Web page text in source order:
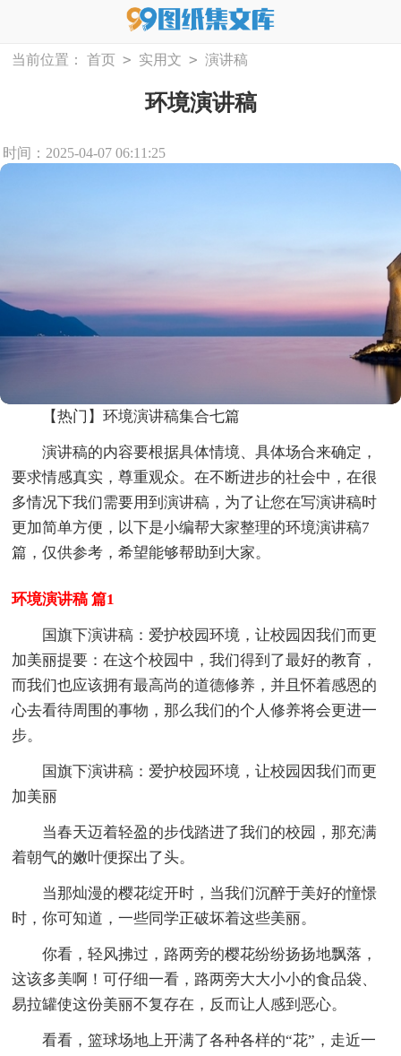
当前位置： 首页 > 实用文 > 演讲稿
环境演讲稿
时间：2025-04-07 06:11:25
【热门】环境演讲稿集合七篇
演讲稿的内容要根据具体情境、具体场合来确定，
要求情感真实，尊重观众。在不断进步的社会中，在很
多情况下我们需要用到演讲稿，为了让您在写演讲稿时
更加简单方便，以下是小编帮大家整理的环境演讲稿7
篇，仅供参考，希望能够帮助到大家。
环境演讲稿 篇1
国旗下演讲稿：爱护校园环境，让校园因我们而更
加美丽提要：在这个校园中，我们得到了最好的教育，
而我们也应该拥有最高尚的道德修养，并且怀着感恩的
心去看待周围的事物，那么我们的个人修养将会更进一
步。
国旗下演讲稿：爱护校园环境，让校园因我们而更
加美丽
当春天迈着轻盈的步伐踏进了我们的校园，那充满
着朝气的嫩叶便探出了头。
当那灿漫的樱花绽开时，当我们沉醉于美好的憧憬
时，你可知道，一些同学正破坏着这些美丽。
你看，轻风拂过，路两旁的樱花纷纷扬扬地飘落，
这该多美啊！可仔细一看，路两旁大大小小的食品袋、
易拉罐使这份美丽不复存在，反而让人感到恶心。
看看，篮球场地上开满了各种各样的“花”，走近一